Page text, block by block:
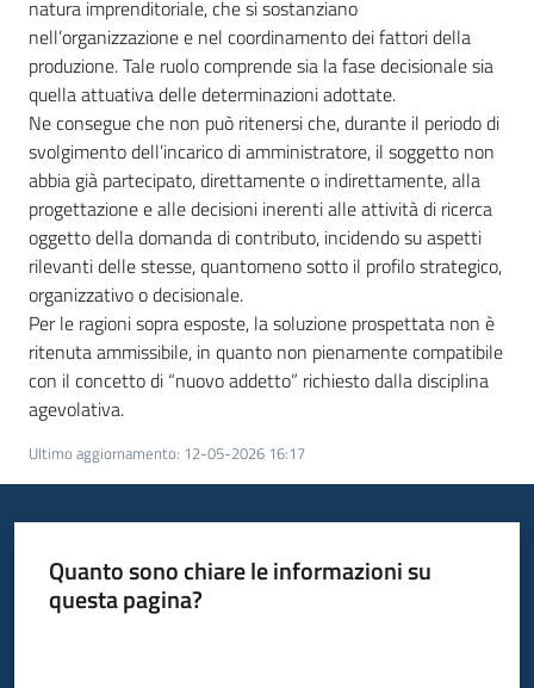
natura imprenditoriale, che si sostanziano
nell’organizzazione e nel coordinamento dei fattori della
produzione. Tale ruolo comprende sia la fase decisionale sia
quella attuativa delle determinazioni adottate.
Ne consegue che non può ritenersi che, durante il periodo di
svolgimento dell’incarico di amministratore, il soggetto non
abbia già partecipato, direttamente o indirettamente, alla
progettazione e alle decisioni inerenti alle attività di ricerca
oggetto della domanda di contributo, incidendo su aspetti
rilevanti delle stesse, quantomeno sotto il profilo strategico,
organizzativo o decisionale.
Per le ragioni sopra esposte, la soluzione prospettata non è
ritenuta ammissibile, in quanto non pienamente compatibile
con il concetto di “nuovo addetto” richiesto dalla disciplina
agevolativa.
Ultimo aggiornamento: 12-05-2026 16:17
Quanto sono chiare le informazioni su
questa pagina?